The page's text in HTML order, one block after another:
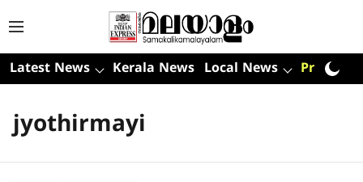
Latest News Kerala News Local News Premium
jyothirmayi